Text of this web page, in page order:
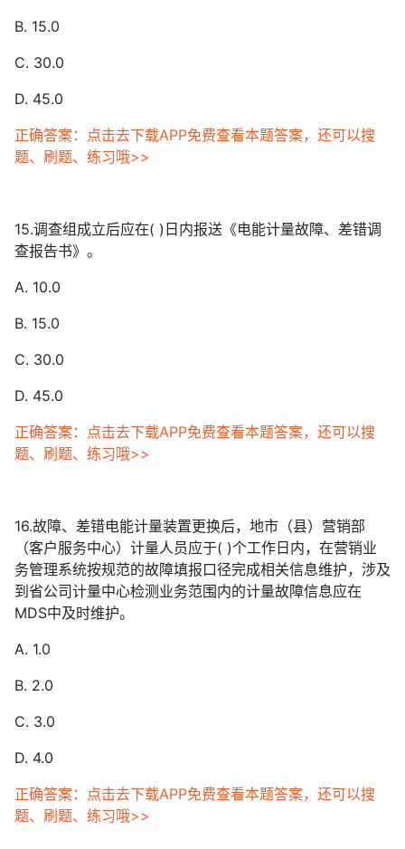
B. 15.0
C. 30.0
D. 45.0
正确答案：点击去下载APP免费查看本题答案，还可以搜
题、刷题、练习哦>>
15.调查组成立后应在( )日内报送《电能计量故障、差错调
查报告书》。
A. 10.0
B. 15.0
C. 30.0
D. 45.0
正确答案：点击去下载APP免费查看本题答案，还可以搜
题、刷题、练习哦>>
16.故障、差错电能计量装置更换后，地市（县）营销部
（客户服务中心）计量人员应于( )个工作日内，在营销业
务管理系统按规范的故障填报口径完成相关信息维护，涉及
到省公司计量中心检测业务范围内的计量故障信息应在
MDS中及时维护。
A. 1.0
B. 2.0
C. 3.0
D. 4.0
正确答案：点击去下载APP免费查看本题答案，还可以搜
题、刷题、练习哦>>